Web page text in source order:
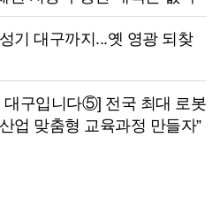
기 대구까지...옛 영광 되찾
대구입니다⑤] 전국 최대 로봇
업 맞춤형 교육과정 만들자”